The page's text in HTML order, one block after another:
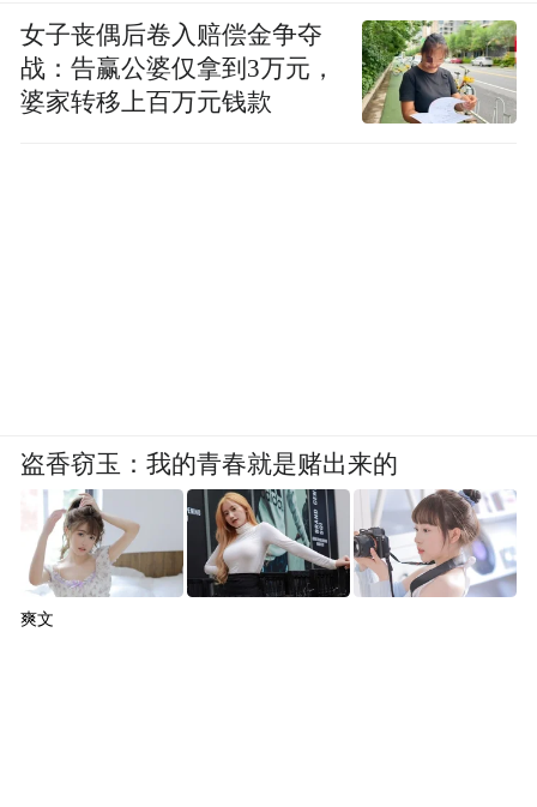
女子丧偶后卷入赔偿金争夺
战：告赢公婆仅拿到3万元，
婆家转移上百万元钱款
盗香窃玉：我的青春就是赌出来的
爽文